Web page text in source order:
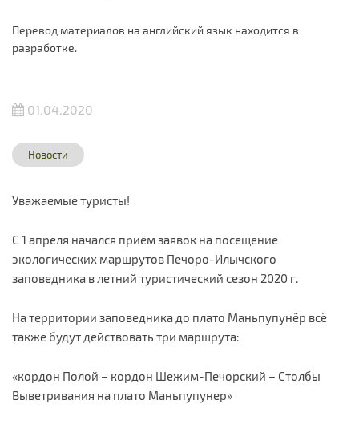
Перевод материалов на английский язык находится в
разработке.
01.04.2020
Новости
Уважаемые туристы!
С 1 апреля начался приём заявок на посещение
экологических маршрутов Печоро-Илычского
заповедника в летний туристический сезон 2020 г.
На территории заповедника до плато Маньпупунёр всё
также будут действовать три маршрута:
«кордон Полой – кордон Шежим-Печорский – Столбы
Выветривания на плато Маньпупунер»